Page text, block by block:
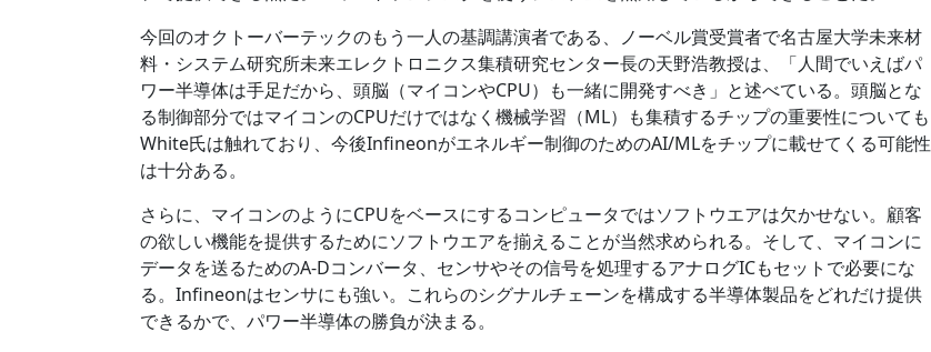
今回のオクトーバーテックのもう一人の基調講演者である、ノーベル賞受賞者で名古屋大学未来材
料・システム研究所未来エレクトロニクス集積研究センター長の天野浩教授は、「人間でいえばパ
ワー半導体は手足だから、頭脳（マイコンやCPU）も一緒に開発すべき」と述べている。頭脳とな
る制御部分ではマイコンのCPUだけではなく機械学習（ML）も集積するチップの重要性についても
White氏は触れており、今後Infineonがエネルギー制御のためのAI/MLをチップに載せてくる可能性
は十分ある。
さらに、マイコンのようにCPUをベースにするコンピュータではソフトウエアは欠かせない。顧客
の欲しい機能を提供するためにソフトウエアを揃えることが当然求められる。そして、マイコンに
データを送るためのA-Dコンバータ、センサやその信号を処理するアナログICもセットで必要にな
る。Infineonはセンサにも強い。これらのシグナルチェーンを構成する半導体製品をどれだけ提供
できるかで、パワー半導体の勝負が決まる。